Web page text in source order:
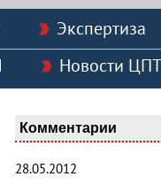
Экспертиза
Новости ЦПТ
Комментарии
28.05.2012